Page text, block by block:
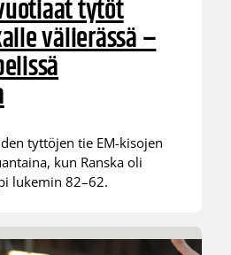
tytöt
välierässä –
tyttöjen tie EM-kisojen
kun Ranska oli
lukemin 82–62.